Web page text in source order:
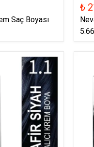
Saç Boyası
₺